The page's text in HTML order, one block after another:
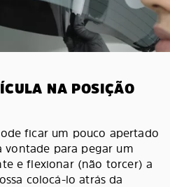
NA POSIÇÃO
ficar um pouco apertado
para pegar um
e flexionar (não torcer) a
colocá-lo atrás da